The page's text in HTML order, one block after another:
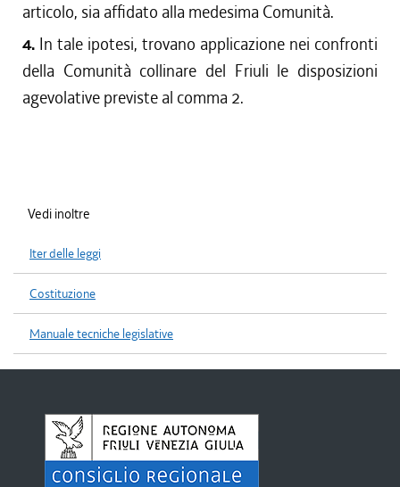
articolo, sia affidato alla medesima Comunità.
4. In tale ipotesi, trovano applicazione nei confronti
della Comunità collinare del Friuli le disposizioni
agevolative previste al comma 2.
Vedi inoltre
Iter delle leggi
Costituzione
Manuale tecniche legislative